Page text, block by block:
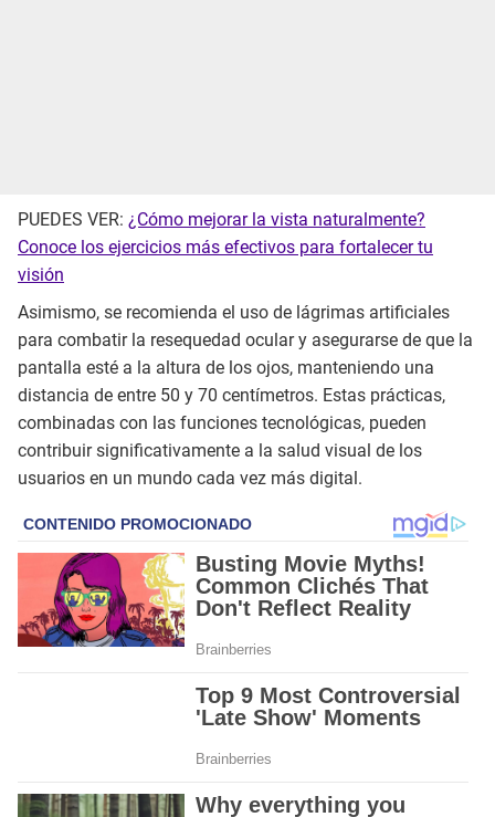
PUEDES VER: ¿Cómo mejorar la vista naturalmente?
Conoce los ejercicios más efectivos para fortalecer tu
visión
Asimismo, se recomienda el uso de lágrimas artificiales
para combatir la resequedad ocular y asegurarse de que la
pantalla esté a la altura de los ojos, manteniendo una
distancia de entre 50 y 70 centímetros. Estas prácticas,
combinadas con las funciones tecnológicas, pueden
contribuir significativamente a la salud visual de los
usuarios en un mundo cada vez más digital.